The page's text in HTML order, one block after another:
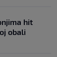
hit
obali